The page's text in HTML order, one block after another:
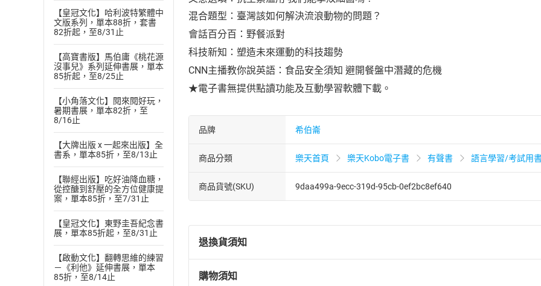
【皇冠文化】哈利波特繁體中
文版系列，單本88折，套書
82折起，至8/31止
【高寶書版】馬伯庸《桃花源
沒事兒》系列延伸書展，單本
85折起，至8/25止
【小角落文化】閱來閱好玩，
暑期書展，單本82折，至
8/16止
【大牌出版 x 一起來出版】全
書系，單本85折，至8/13止
【聯經出版】吃好油降血糖，
從控醣到舒壓的全方位健康提
案，單本85折，至7/31止
【皇冠文化】東野圭吾紀念書
展，單本85折起，至8/31止
【啟動文化】翻轉思維的練習
－《利他》延伸書展，單本
85折，至8/14止
混合題型：臺灣該如何解決流浪動物的問題？
會話百分百：野餐派對
科技新知：塑造未來運動的科技趨勢
CNN主播教你說英語：食品安全須知 避開餐盤中潛藏的危機
★電子書無提供點讀功能及互動學習軟體下載。
品牌 希伯崙
商品分類 樂天首頁 樂天Kobo電子書 有聲書 語言學習/考試用
商品貨號(SKU) 9daa499a-9ecc-319d-95cb-0ef2bc8ef640
退換貨須知
退換貨規定：
購物須知